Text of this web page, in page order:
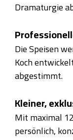
Dramaturgie
Die Speisen
Koch
abgestimmt.
Kleiner,
Mit maximal
persönlich,